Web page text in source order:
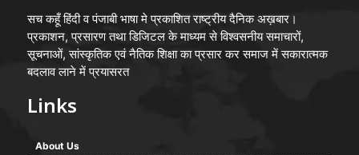
सच कहूँ हिंदी व पंजाबी भाषा मे प्रकाशित राष्ट्रीय दैनिक अख़बार।
प्रकाशन, प्रसारण तथा डिजिटल के माध्यम से विश्वसनीय समाचारों,
सूचनाओं, सांस्कृतिक एवं नैतिक शिक्षा का प्रसार कर समाज में सकारात्मक
बदलाव लाने में प्रयासरत
Links
About Us